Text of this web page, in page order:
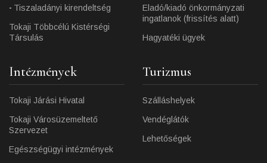
Tiszaladányi kirendeltség
Tokaji Többcélú Kistérségi
Társulás
Eladó/kiadó önkormányzati
ingatlanok (frissítés alatt)
Hagyatéki ügyek
Intézmények
Tokaji Járási Hivatal
Tokaji Városüzemeltető
Szervezet
Egészségügyi intézmények
Turizmus
Szálláshelyek
Vendéglátók
Lehetőségek